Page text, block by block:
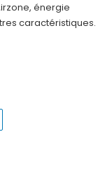
énergie
caractéristiques.